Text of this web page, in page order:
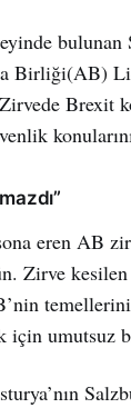
Birliği(AB)
Brexit
eren AB
Zirve kesilen
için umutsuz